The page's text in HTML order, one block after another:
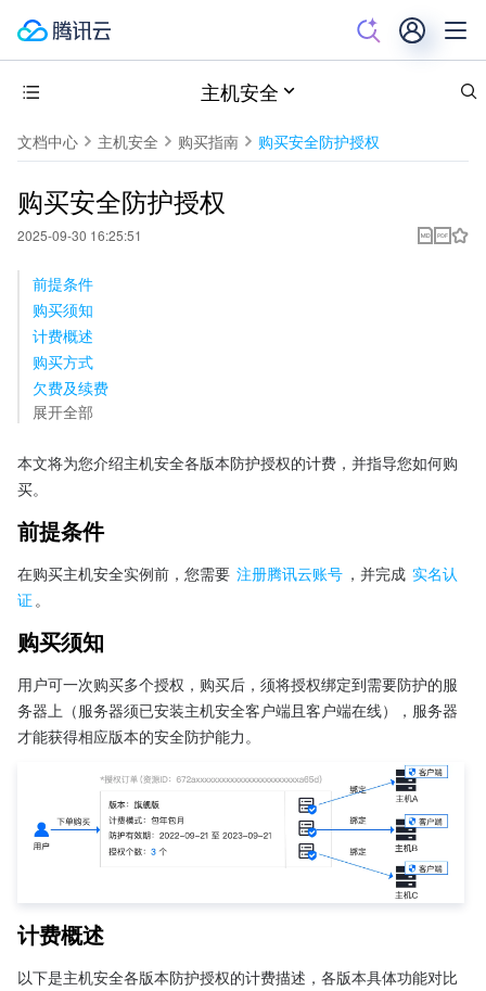
主机安全
文档中心 主机安全 购买指南 购买安全防护授权
购买安全防护授权
2025-09-30 16:25:51
前提条件
购买须知
计费概述
购买方式
欠费及续费
展开全部
本文将为您介绍主机安全各版本防护授权的计费，并指导您如何购
买。
前提条件
在购买主机安全实例前，您需要 注册腾讯云账号 ，并完成 实名认
证。
购买须知
用户可一次购买多个授权，购买后，须将授权绑定到需要防护的服
务器上（服务器须已安装主机安全客户端且客户端在线），服务器
才能获得相应版本的安全防护能力。
计费概述
以下是主机安全各版本防护授权的计费描述，各版本具体功能对比